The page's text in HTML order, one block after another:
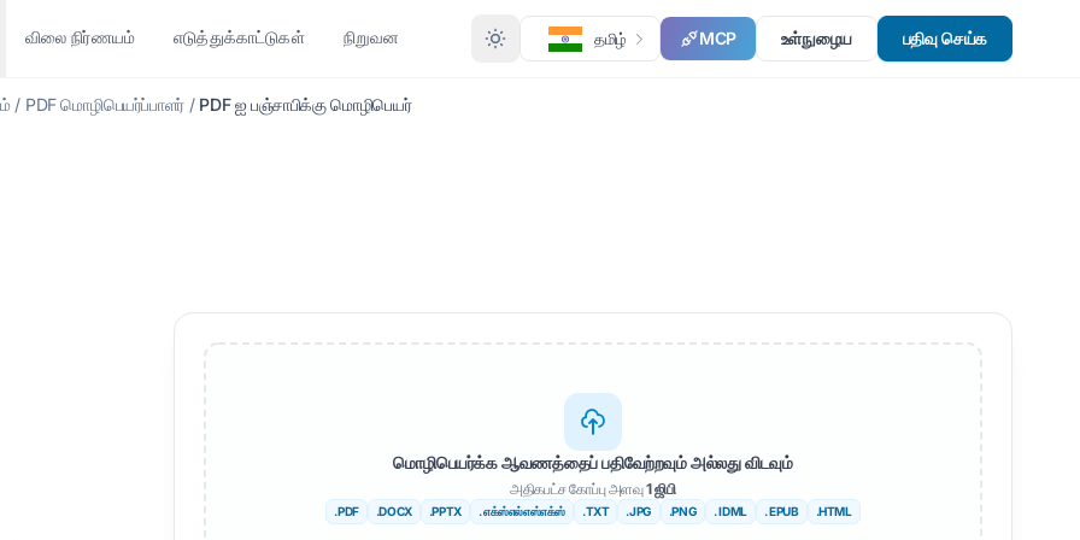
PDF முதல் PDF வரை வடிவமைப்பு
XLSX முதல் PDF வரை
TXT முதல் XLSX வரை
JPG முதல் PDF வரை
JPEG முதல் PDF வரை
ஹீப்ரு
அம்ஹாரிக்
விலை நிர்ணயம் எடுத்துக்காட்டுகள் நிறுவன தமிழ் MCP உள்நுழைய பதிவு செய்க
/ PDF மொழிபெயர்ப்பாளர் / PDF ஐ பஞ்சாபிக்கு மொழிபெயர்
மொழிபெயர்க்க ஆவணத்தைப் பதிவேற்றவும் அல்லது விடவும்
அதிகபட்ச கோப்பு அளவு1 ஜிபி
.PDF .DOCX .PPTX . எக்ஸ்எல்எஸ்எக்ஸ் .TXT .JPG .PNG . IDML . EPUB .HTML